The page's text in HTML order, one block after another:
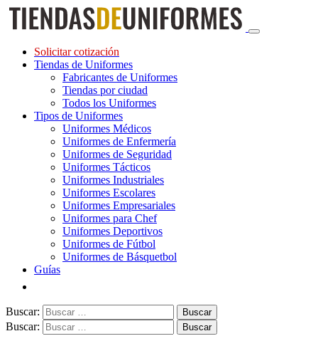
Solicitar cotización
Tiendas de Uniformes
Fabricantes de Uniformes
Tiendas por ciudad
Todos los Uniformes
Tipos de Uniformes
Uniformes Médicos
Uniformes de Enfermería
Uniformes de Seguridad
Uniformes Tácticos
Uniformes Industriales
Uniformes Escolares
Uniformes Empresariales
Uniformes para Chef
Uniformes Deportivos
Uniformes de Fútbol
Uniformes de Básquetbol
Guías
Buscar:
Buscar: